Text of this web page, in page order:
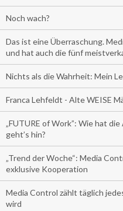
Noch wach?
Das ist eine Überraschung.
und hat auch die fünf
Nichts als die Wahrheit: Mein
Franca Lehfeldt - Alte WEISE
„FUTURE of Work”: Wie hat
geht’s hin?
„Trend der Woche“: Media
exklusive Kooperation
Media Control zählt täglich
wird